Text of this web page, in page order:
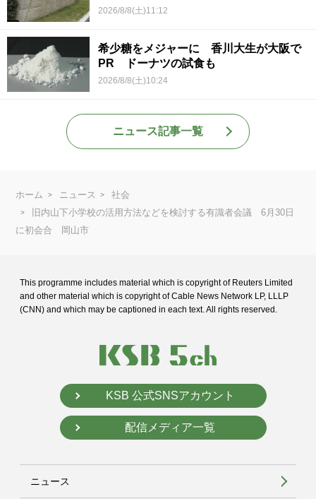
2026/8/8(土)11:12
希少糖をメジャーに 香川大生が大阪で
PR ドーナツの試食も
2026/8/8(土)10:24
ニュース記事一覧
ホーム ニュース
社会
旧内山下小学校の活用方法などを検討する有識者会議 6月30日
に初会合 岡山市
This programme includes material which is copyright of Reuters Limited
and other material which is copyright of Cable News Network LP, LLLP
(CNN) and which may be captioned in each text. All rights reserved.
KSB 公式SNSアカウント
配信メディア一覧
ニュース